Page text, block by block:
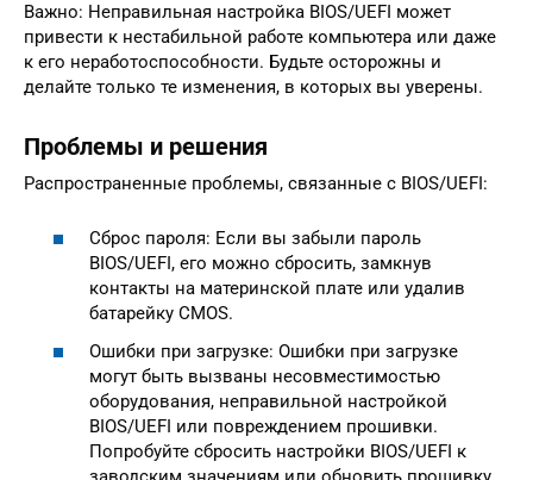
Важно: Неправильная настройка BIOS/UEFI может
привести к нестабильной работе компьютера или даже
к его неработоспособности. Будьте осторожны и
делайте только те изменения, в которых вы уверены.
Проблемы и решения
Распространенные проблемы, связанные с BIOS/UEFI:
Сброс пароля: Если вы забыли пароль
BIOS/UEFI, его можно сбросить, замкнув
контакты на материнской плате или удалив
батарейку CMOS.
Ошибки при загрузке: Ошибки при загрузке
могут быть вызваны несовместимостью
оборудования, неправильной настройкой
BIOS/UEFI или повреждением прошивки.
Попробуйте сбросить настройки BIOS/UEFI к